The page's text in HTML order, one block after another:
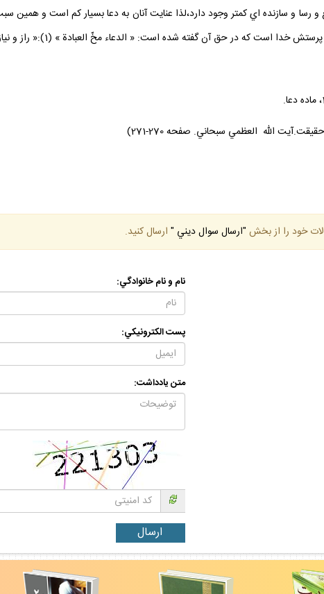
و رسا و سازنده اي كمتر وجود دارد،لذا عنايت آنان به دعا بسيار كم است و همين
است كه در حق آن گفته شده است: « الدعاء مخّ العبادة » (1):« راز و نياز با خدا ، مغز عبادت است » .
الله العظمي سبحاني. صفحه 270-271)
خود را از بخش "ارسال سوال ديني " ارسال كنيد.
نام و نام خانوادگي:
پست الكترونيكي:
متن يادداشت: